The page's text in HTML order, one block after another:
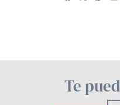
Te